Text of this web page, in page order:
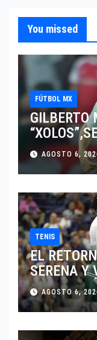
You missed
FÚTBOL MX
GILBERTO
JUGAR EN
AGOSTO 6,
TENIS
EL
SERENA Y
AGOSTO 6,